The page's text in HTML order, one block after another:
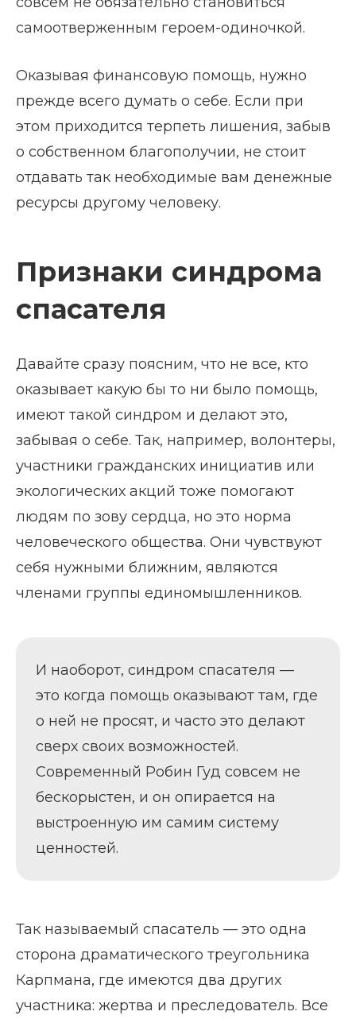
самоотверженным героем-одиночкой.
Оказывая финансовую помощь, нужно
прежде всего думать о себе. Если при
этом приходится терпеть лишения, забыв
о собственном благополучии, не стоит
отдавать так необходимые вам денежные
ресурсы другому человеку.
Признаки синдрома
спасателя
Давайте сразу поясним, что не все, кто
оказывает какую бы то ни было помощь,
имеют такой синдром и делают это,
забывая о себе. Так, например, волонтеры,
участники гражданских инициатив или
экологических акций тоже помогают
людям по зову сердца, но это норма
человеческого общества. Они чувствуют
себя нужными ближним, являются
членами группы единомышленников.
И наоборот, синдром спасателя —
это когда помощь оказывают там, где
о ней не просят, и часто это делают
сверх своих возможностей.
Современный Робин Гуд совсем не
бескорыстен, и он опирается на
выстроенную им самим систему
ценностей.
Так называемый спасатель — это одна
сторона драматического треугольника
Карпмана, где имеются два других
участника: жертва и преследователь. Все